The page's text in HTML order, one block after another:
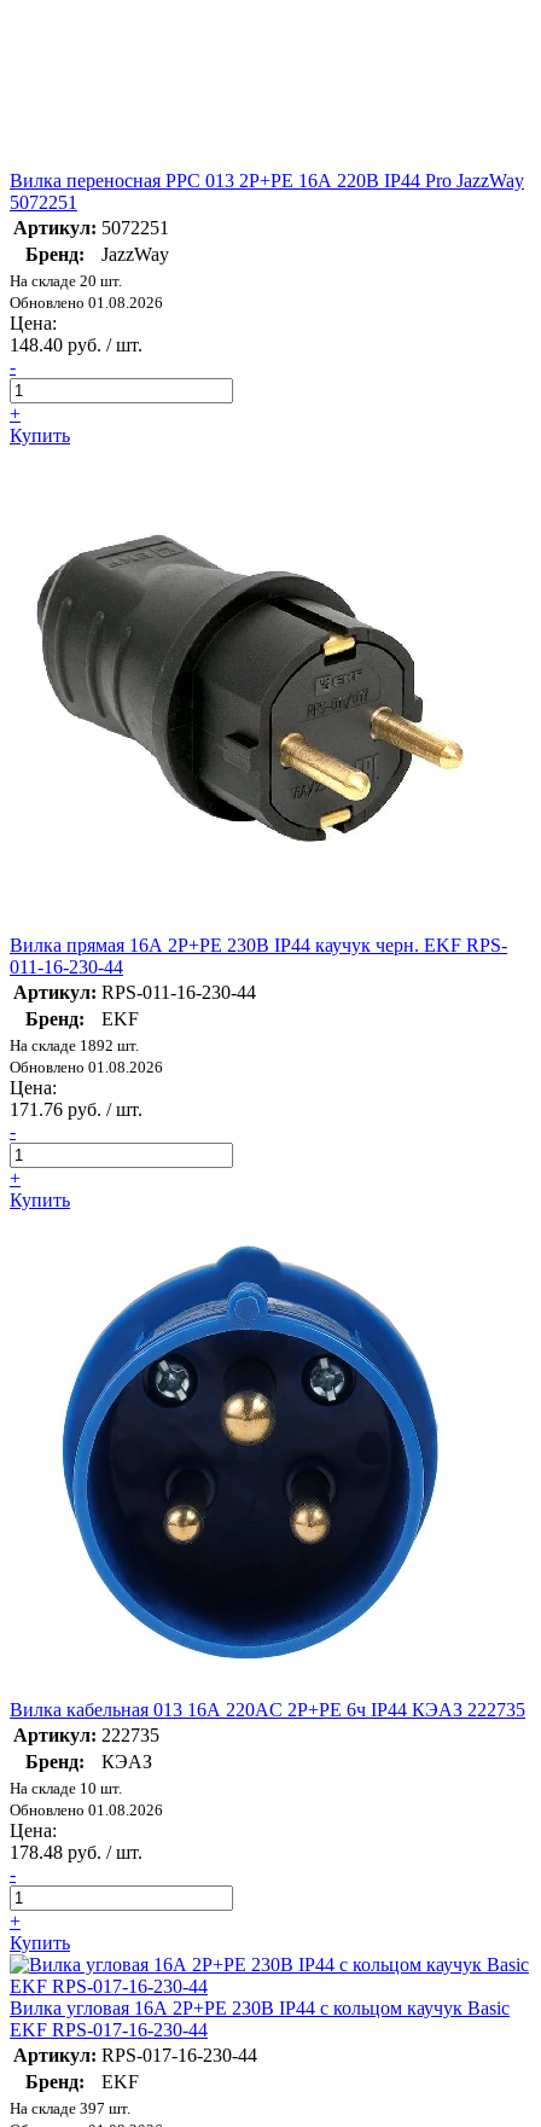
Вилка переносная PPC 013 2P+PE 16А 220В IP44 Pro JazzWay
5072251
Артикул: 5072251
Бренд:
JazzWay
На складе 20 шт.
Обновлено 01.08.2026
Цена:
148.40 руб. / шт.
-
+
Купить
Вилка прямая 16А 2P+PE 230В IP44 каучук черн. EKF RPS-
011-16-230-44
Артикул: RPS-011-16-230-44
Бренд:
EKF
На складе 1892 шт.
Обновлено 01.08.2026
Цена:
171.76 руб. / шт.
-
+
Купить
Вилка кабельная 013 16А 220AC 2P+PE 6ч IP44 КЭАЗ 222735
Артикул: 222735
Бренд:
КЭАЗ
На складе 10 шт.
Обновлено 01.08.2026
Цена:
178.48 руб. / шт.
-
+
Купить
Вилка угловая 16А 2P+PE 230В IP44 с кольцом каучук Basic
EKF RPS-017-16-230-44
Артикул: RPS-017-16-230-44
Бренд:
EKF
На складе 397 шт.